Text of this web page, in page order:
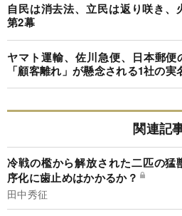
自民は消去法、立民は返り咲き
第2幕
ヤマト運輸、佐川急便、日本郵
「顧客離れ」が懸念される1社の実
関連記
冷戦の檻から解放された二匹の猛
序化に歯止めはかかるか？
田中秀征